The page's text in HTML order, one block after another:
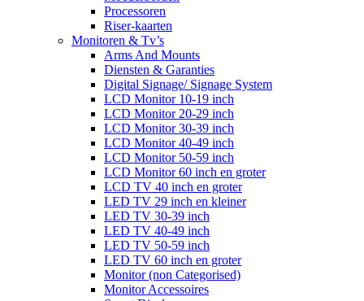
Processoren
Riser-kaarten
Monitoren & Tv’s
Arms And Mounts
Diensten & Garanties
Digital Signage/ Signage System
LCD Monitor 10-19 inch
LCD Monitor 20-29 inch
LCD Monitor 30-39 inch
LCD Monitor 40-49 inch
LCD Monitor 50-59 inch
LCD Monitor 60 inch en groter
LCD TV 40 inch en groter
LED TV 29 inch en kleiner
LED TV 30-39 inch
LED TV 40-49 inch
LED TV 50-59 inch
LED TV 60 inch en groter
Monitor (non Categorised)
Monitor Accessoires